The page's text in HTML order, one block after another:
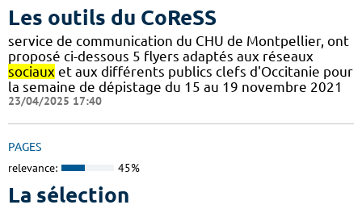
Les outils du CoReSS
service de communication du CHU de Montpellier, ont
proposé ci-dessous 5 flyers adaptés aux réseaux
sociaux et aux différents publics clefs d'Occitanie pour
la semaine de dépistage du 15 au 19 novembre 2021
23/04/2025 17:40
PAGES
relevance: 45%
La sélection